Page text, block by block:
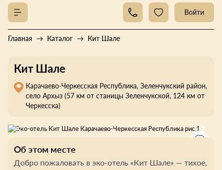
Войти
Главная Каталог Кит Шале
Кит Шале
Карачаево-Черкесская Республика, Зеленчукский район,
село Архыз (57 км от станицы Зеленчукской, 124 км от
Черкесска)
Об этом месте
Добро пожаловать в эко-отель «Кит Шале» — тихое,